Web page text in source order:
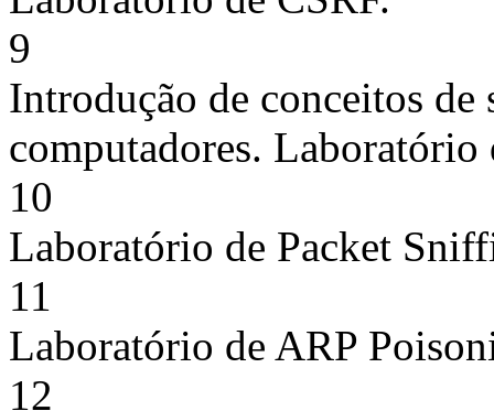
9
Introdução de conceitos de
computadores.
10
Laboratório de Packet
11
Laboratório de ARP
12